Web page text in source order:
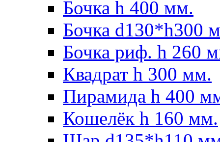
Бочка h 400 мм.
Бочка d130*h300
Бочка риф. h 260
Квадрат h 300 мм.
Пирамида h 400
Кошелёк h 160 мм.